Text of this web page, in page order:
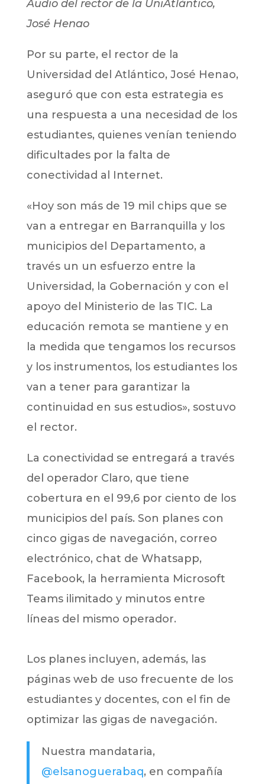
Audio del rector de la UniAtlántico,
José Henao
Por su parte, el rector de la
Universidad del Atlántico, José Henao,
aseguró que con esta estrategia es
una respuesta a una necesidad de los
estudiantes, quienes venían teniendo
dificultades por la falta de
conectividad al Internet.
«Hoy son más de 19 mil chips que se
van a entregar en Barranquilla y los
municipios del Departamento, a
través un un esfuerzo entre la
Universidad, la Gobernación y con el
apoyo del Ministerio de las TIC. La
educación remota se mantiene y en
la medida que tengamos los recursos
y los instrumentos, los estudiantes los
van a tener para garantizar la
continuidad en sus estudios», sostuvo
el rector.
La conectividad se entregará a través
del operador Claro, que tiene
cobertura en el 99,6 por ciento de los
municipios del país. Son planes con
cinco gigas de navegación, correo
electrónico, chat de Whatsapp,
Facebook, la herramienta Microsoft
Teams ilimitado y minutos entre
líneas del mismo operador.
Los planes incluyen, además, las
páginas web de uso frecuente de los
estudiantes y docentes, con el fin de
optimizar las gigas de navegación.
Nuestra mandataria,
@elsanoguerabaq, en compañía